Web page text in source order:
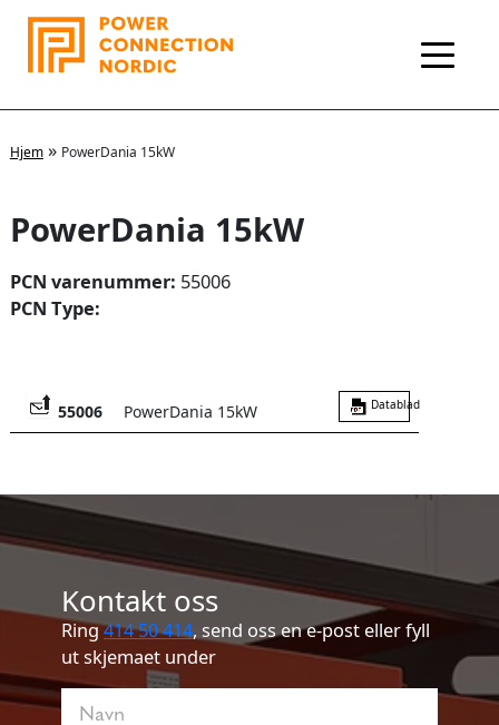
Hopp
Hjem» PowerDania 15kW
PowerDania 15kW
PCN varenummer: 55006
PCN Type:
55006 PowerDania 15kW Datablad
Kontakt oss
Ring414 50 414, send oss en e-post eller fyll
ut skjemaet under
Kontakt